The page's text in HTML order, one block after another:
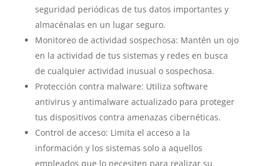
seguridad periódicas de tus datos importantes y
almacénalas en un lugar seguro.
Monitoreo de actividad sospechosa: Mantén un ojo
en la actividad de tus sistemas y redes en busca
de cualquier actividad inusual o sospechosa.
Protección contra malware: Utiliza software
antivirus y antimalware actualizado para proteger
tus dispositivos contra amenazas cibernéticas.
Control de acceso: Limita el acceso a la
información y los sistemas solo a aquellos
empleados que lo necesiten para realizar su